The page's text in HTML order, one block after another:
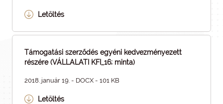
Letöltés
Támogatási szerződés egyéni kedvezményezett
részére (VÁLLALATI KFI_16; minta)
2018. január 19. - DOCX - 101 KB
Letöltés